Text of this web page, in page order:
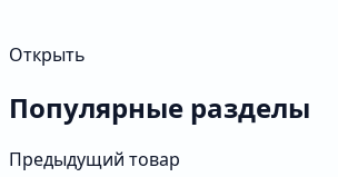
Открыть
Популярные разделы
Предыдущий товар